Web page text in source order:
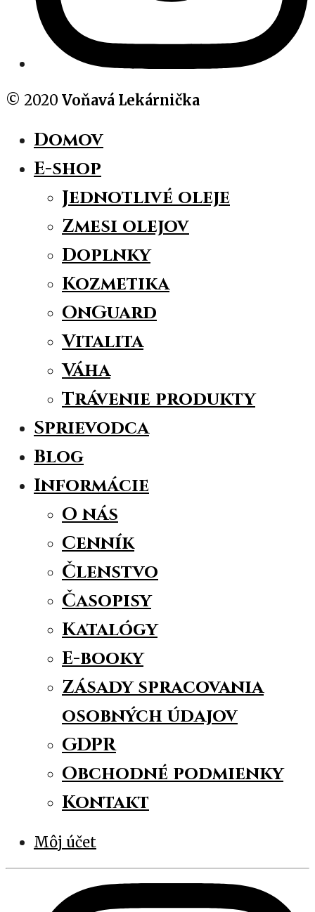
© 2020 Voňavá Lekárnička
Domov
E-shop
Jednotlivé oleje
Zmesi olejov
Doplnky
Kozmetika
OnGuard
Vitalita
Váha
Trávenie produkty
Sprievodca
Blog
Informácie
O nás
Cenník
Členstvo
Časopisy
Katalógy
E-booky
Zásady spracovania
osobných údajov
GDPR
Obchodné podmienky
Kontakt
Môj účet